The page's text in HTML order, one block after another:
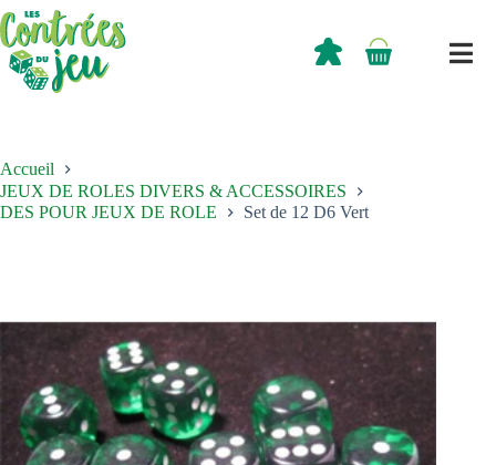
Passer
au
contenu
Panier
0,00
Accueil
JEUX DE ROLES DIVERS & ACCESSOIRES
DES POUR JEUX DE ROLE
Set de 12 D6 Vert